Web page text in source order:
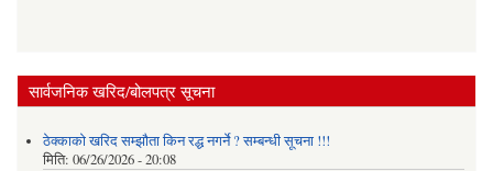
सार्वजनिक खरिद/बोलपत्र सूचना
ठेक्काको खरिद सम्झौता किन रद्ध नगर्ने ? सम्बन्धी सूचना !!!
मिति: 06/26/2026 - 20:08